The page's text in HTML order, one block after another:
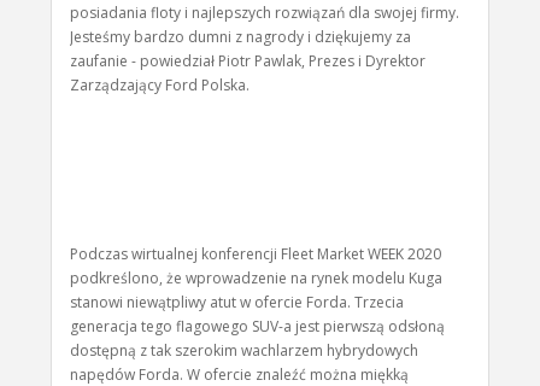
posiadania floty i najlepszych rozwiązań dla swojej firmy.
Jesteśmy bardzo dumni z nagrody i dziękujemy za
zaufanie - powiedział Piotr Pawlak, Prezes i Dyrektor
Zarządzający Ford Polska.
Podczas wirtualnej konferencji Fleet Market WEEK 2020
podkreślono, że wprowadzenie na rynek modelu Kuga
stanowi niewątpliwy atut w ofercie Forda. Trzecia
generacja tego flagowego SUV-a jest pierwszą odsłoną
dostępną z tak szerokim wachlarzem hybrydowych
napędów Forda. W ofercie znaleźć można miękką